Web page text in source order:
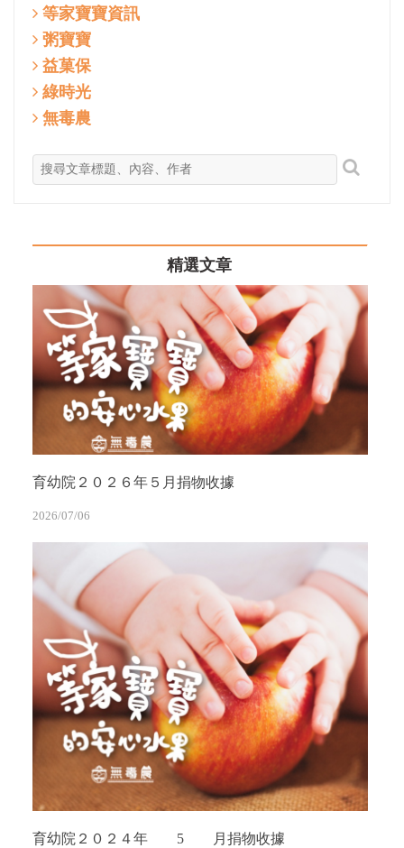
等家寶寶資訊
粥寶寶
益菓保
綠時光
無毒農
精選文章
育幼院２０２６年５月捐物收據
2026/07/06
育幼院２０２４年 5 月捐物收據